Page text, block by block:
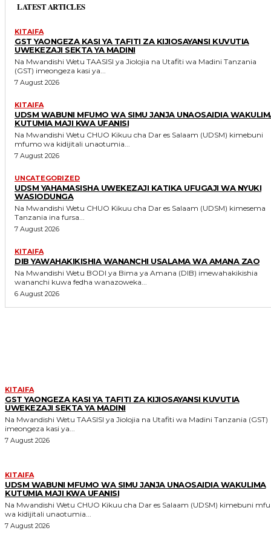
LATEST ARTICLES
KITAIFA
GST YAONGEZA KASI YA TAFITI ZA KIJIOSAYANSI KUVUTIA
UWEKEZAJI SEKTA YA MADINI
Na Mwandishi Wetu TAASISI ya Jiolojia na Utafiti wa Madini Tanzania
(GST) imeongeza kasi ya...
7 August 2026
KITAIFA
UDSM WABUNI MFUMO WA SIMU JANJA UNAOSAIDIA
KUTUMIA MAJI KWA UFANISI
Na Mwandishi Wetu CHUO Kikuu cha Dar es Salaam (UDSM) kimebuni
mfumo wa kidijitali unaotumia...
7 August 2026
UNCATEGORIZED
UDSM YAHAMASISHA UWEKEZAJI KATIKA UFUGAJI WA NYUKI
WASIODUNGA
Na Mwandishi Wetu CHUO Kikuu cha Dar es Salaam (UDSM) kimesema
Tanzania ina fursa...
7 August 2026
KITAIFA
DIB YAWAHAKIKISHIA WANANCHI USALAMA WA AMANA ZAO
Na Mwandishi Wetu BODI ya Bima ya Amana (DIB) imewahakikishia
wananchi kuwa fedha wanazoweka...
6 August 2026
KITAIFA
GST YAONGEZA KASI YA TAFITI ZA KIJIOSAYANSI KUVUTIA
UWEKEZAJI SEKTA YA MADINI
Na Mwandishi Wetu TAASISI ya Jiolojia na Utafiti wa Madini Tanzania (GST)
imeongeza kasi ya...
7 August 2026
KITAIFA
UDSM WABUNI MFUMO WA SIMU JANJA UNAOSAIDIA WAKULIMA
KUTUMIA MAJI KWA UFANISI
Na Mwandishi Wetu CHUO Kikuu cha Dar es Salaam (UDSM) kimebuni mfumo
wa kidijitali unaotumia...
7 August 2026